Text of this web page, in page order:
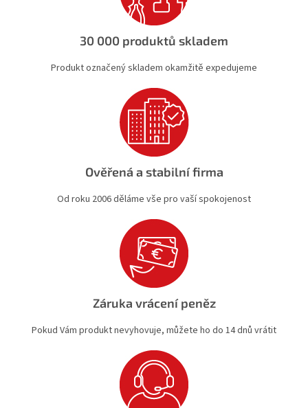
r
v
y
ý
i
s
u
30 000 produktů skladem
Produkt označený skladem okamžitě expedujeme
Ověřená a stabilní firma
Od roku 2006 děláme vše pro vaší spokojenost
Záruka vrácení peněz
Pokud Vám produkt nevyhovuje, můžete ho do 14 dnů vrátit